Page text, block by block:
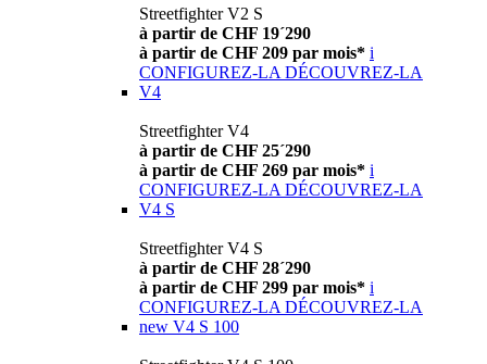
Streetfighter V2 S
à partir de CHF 19´290
à partir de CHF 209 par mois* i
CONFIGUREZ-LA DÉCOUVREZ-LA
V4
Streetfighter V4
à partir de CHF 25´290
à partir de CHF 269 par mois* i
CONFIGUREZ-LA DÉCOUVREZ-LA
V4 S
Streetfighter V4 S
à partir de CHF 28´290
à partir de CHF 299 par mois* i
CONFIGUREZ-LA DÉCOUVREZ-LA
new V4 S 100